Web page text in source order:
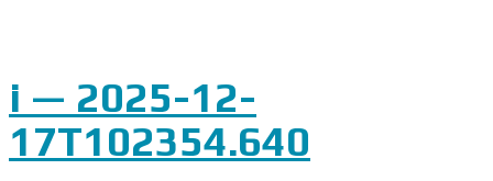
i — 2025-12-
17T102354.640